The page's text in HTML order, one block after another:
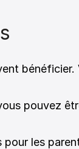
pouvez
les